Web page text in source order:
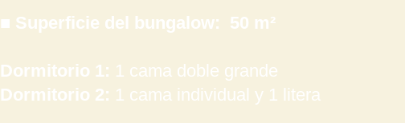
■ Superficie del bungalow: 50 m²
Dormitorio 1: 1 cama doble grande
Dormitorio 2: 1 cama individual y 1 litera